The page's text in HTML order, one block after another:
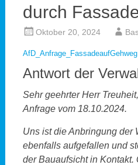
durch
Oktober 20, 2024
AfD_Anfrage_FassadeaufGehweg
Antwort der
Sehr geehrter Herr
Anfrage vom 18.10.2024.
Uns ist die Anbringung der
ebenfalls aufgefallen und
der Bauaufsicht in